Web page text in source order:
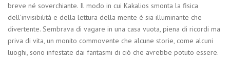
breve né soverchiante. Il modo in cui Kakalios smonta la fisica
dell’invisibilità e della lettura della mente è sia illuminante che
divertente. Sembrava di vagare in una casa vuota, piena di ricordi ma
priva di vita, un monito commovente che alcune storie, come alcuni
luoghi, sono infestate dai fantasmi di ciò che avrebbe potuto essere.